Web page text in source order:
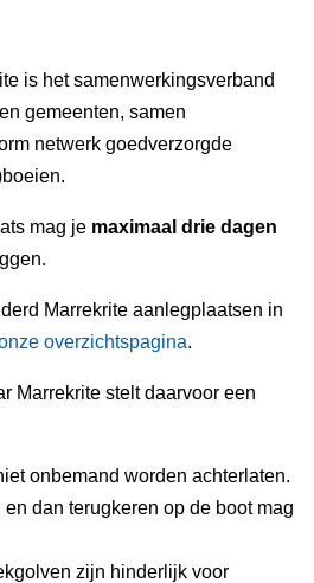
is het samenwerkingsverband
gemeenten, samen
netwerk goedverzorgde
mag je maximaal drie dagen
Marrekrite aanlegplaatsen in
overzichtspagina.
Marrekrite stelt daarvoor een
onbemand worden achterlaten.
dan terugkeren op de boot mag
zijn hinderlijk voor